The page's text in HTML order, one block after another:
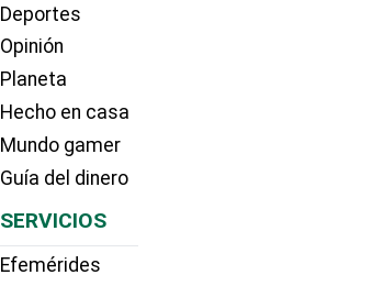
Deportes
Opinión
Planeta
Hecho en casa
Mundo gamer
Guía del dinero
SERVICIOS
Efemérides